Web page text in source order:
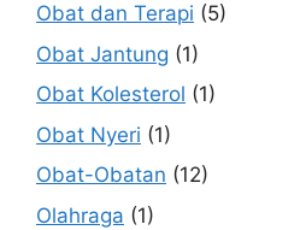
Obat dan Terapi (5)
Obat Jantung (1)
Obat Kolesterol (1)
Obat Nyeri (1)
Obat-Obatan (12)
Olahraga (1)